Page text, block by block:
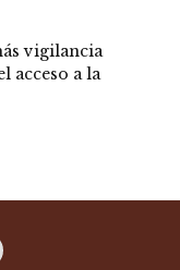
vigilancia
acceso a la